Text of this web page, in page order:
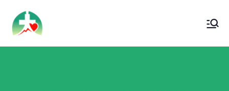
treści
Wojewódzki Szpital Specjalistyczny im.
Św. Rafała w Czerwonej Górze